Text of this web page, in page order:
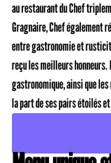
au restaurant du Chef
Gragnaire, Chef également
entre gastronomie et
reçu les meilleurs honneurs.
gastronomique, ainsi que
la part de ses pairs étoilés